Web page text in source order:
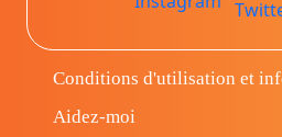
Conditions d'utilisation et
Aidez-moi